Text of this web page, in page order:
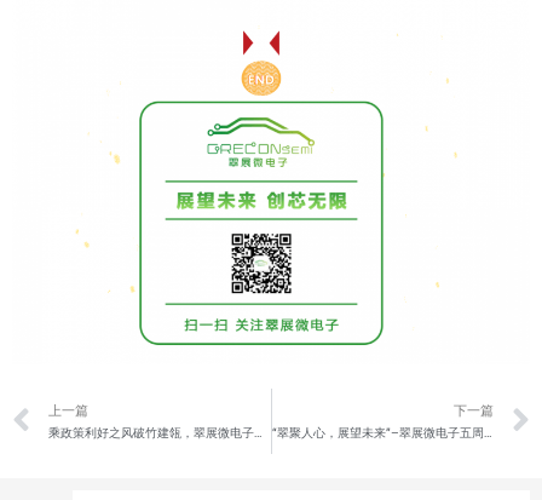
上一篇
乘政策利好之风破竹建瓴，翠展微电子三期项目签约
下一篇
“翠聚人心，展望未来”–翠展微电子五周年庆典圆满举办